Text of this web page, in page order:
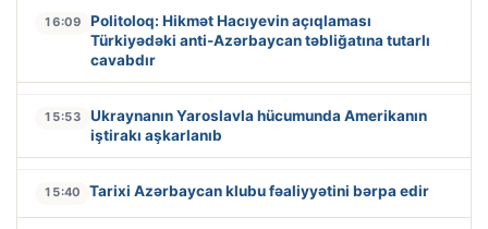
16:09
Politoloq: Hikmət Hacıyevin açıqlaması
Türkiyədəki anti-Azərbaycan təbliğatına tutarlı
cavabdır
15:53
Ukraynanın Yaroslavla hücumunda Amerikanın
iştirakı aşkarlanıb
15:40 Tarixi Azərbaycan klubu fəaliyyətini bərpa edir